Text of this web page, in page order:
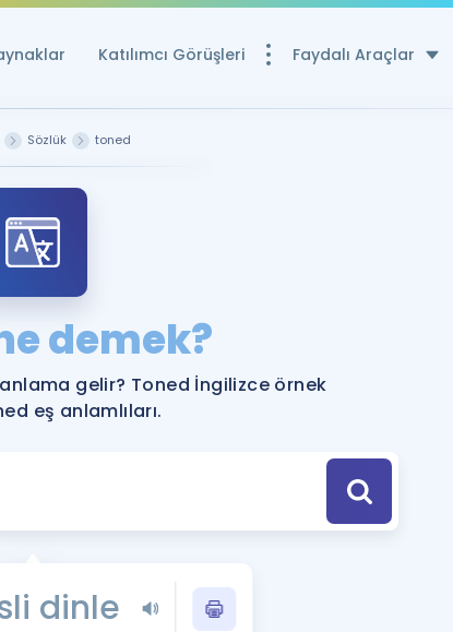
Katılımcı Görüşleri Faydalı Araçlar
YDS ve YÖKDİL Puan Hesaplama Aracı
Rehberlik Aracı
YDS ve YÖKDİL'e Hazırlananlar için Öneriler
Tüm ÖSYM Sınavları Tek Takvimde
YDS - YÖKDİL Tüm Sınavlarla İlgili Haberler
Sözlük toned
demek?
gelir? Toned İngilizce örnek
eş anlamlıları.
dinle